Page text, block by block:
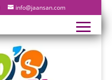
info@jaansan.com